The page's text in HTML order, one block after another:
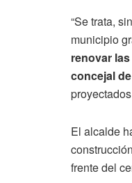
“Se trata,
municipio
renovar
concejal
El alcalde
frente del